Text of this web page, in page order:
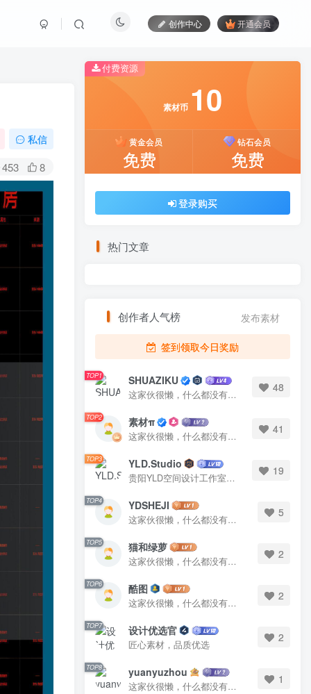
创作中心 开通会员
私信
453 8
付费资源
素材币 10
黄金会员
免费
钻石会员
免费
登录购买
热门文章
创作者人气榜 发布素材
签到领取今日奖励
TOP1 SHUAZIKU
这家伙很懒，什么都没有写...
48
TOP2 素材π
这家伙很懒，什么都没有写...
41
TOP3 YLD.Studio
贵阳YLD空间设计工作室，高端设计图库 ADVANCED CAD TEMPLATE 系列作者。联系邮箱：yld.studio@foxmail.com
19
TOP4 YDSHEJI
这家伙很懒，什么都没有写...
5
TOP5 猫和绿萝
这家伙很懒，什么都没有写...
2
TOP6 酷图
这家伙很懒，什么都没有写...
2
TOP7 设计优选官
匠心素材，品质优选
2
TOP8 yuanyuzhou
这家伙很懒，什么都没有写...
1
素材币 10
黄金会员
免费
钻石会员
免费
登录购买
发布素材
TOP1 SHUAZIKU
这家伙很懒，什么都没有写...
48
TOP2 素材π
这家伙很懒，什么都没有写...
41
TOP3 YLD.Studio
贵阳YLD空间设计工作室，高端设计图库 ADVANCED CAD TEMPLATE 系列作者。联系邮箱：yld.studio@foxmail.com
19
TOP4 YDSHEJI
这家伙很懒，什么都没有写...
5
TOP5 猫和绿萝
这家伙很懒，什么都没有写...
2
TOP6 酷图
这家伙很懒，什么都没有写...
2
TOP7 设计优选官
匠心素材，品质优选
2
TOP8 yuanyuzhou
这家伙很懒，什么都没有写...
1